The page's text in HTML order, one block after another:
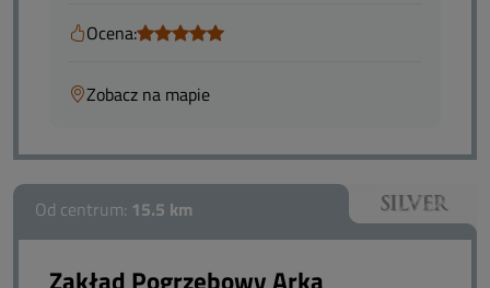
Ocena:
Zobacz na mapie
Od centrum: 15.5 km